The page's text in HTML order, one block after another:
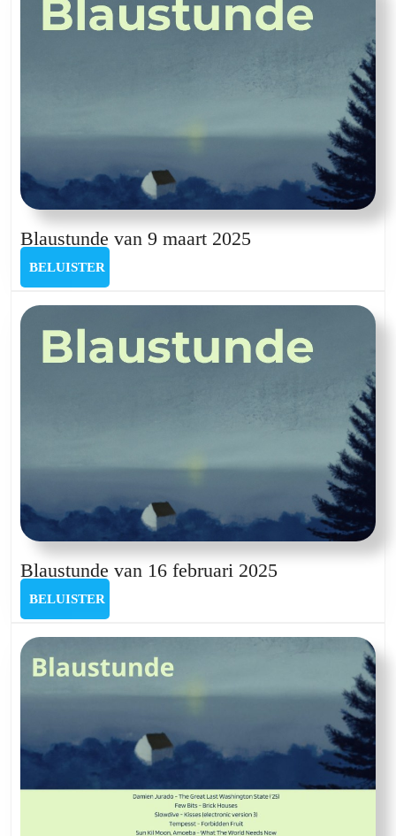
Blaustunde van 9 maart 2025Blaustunde
maart
2025
BELUISTER
Blaustunde van 16 februari 2025Blaustunde
februari
BELUISTER